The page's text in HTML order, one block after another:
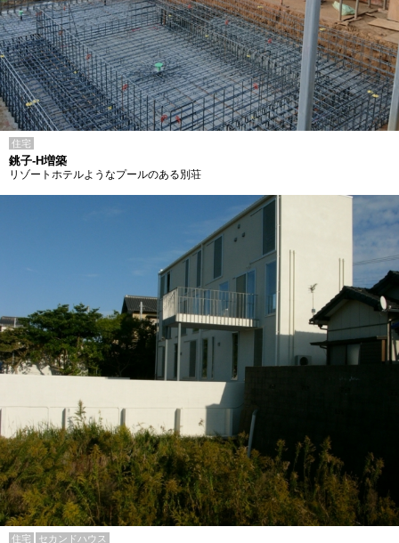
住宅
銚子-H増築
リゾートホテルようなプールのある別荘
住宅 セカンドハウス